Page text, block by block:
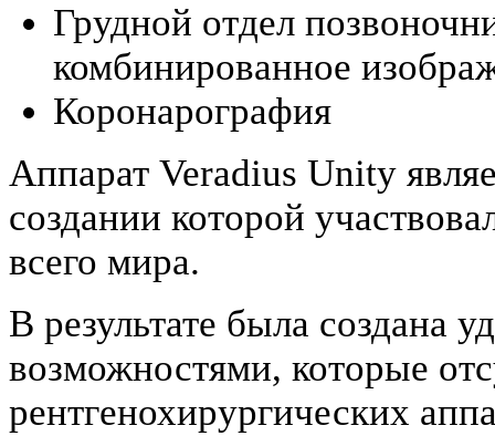
Грудной отдел
комбинированное
Коронарография
Аппарат Veradius Unity
создании которой
всего мира.
В результате была создана
возможностями, которые
рентгенохирургических